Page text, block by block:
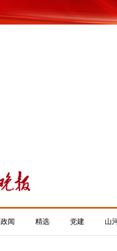
政闻 精选 党建 山